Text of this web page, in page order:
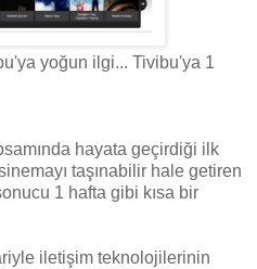
yoğun ilgi... Tivibu'ya 1
hayata geçirdiği ilk
taşınabilir hale getiren
1 hafta gibi kısa bir
iletişim teknolojilerinin